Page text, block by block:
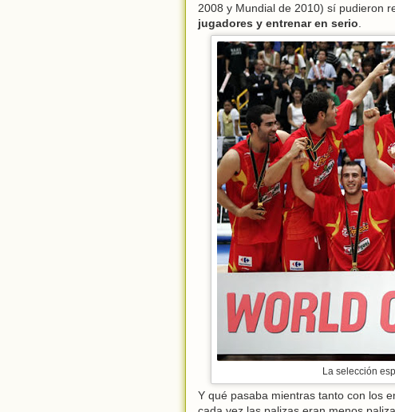
2008 y Mundial de 2010) sí pudieron
jugadores y entrenar en serio
La selección
Y qué pasaba mientras tanto con los